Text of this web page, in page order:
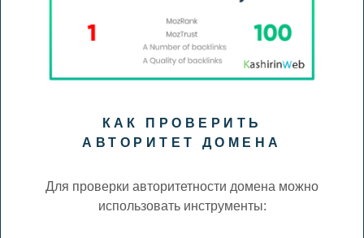
КАК ПРОВЕРИТЬ
АВТОРИТЕТ ДОМЕНА
Для проверки авторитетности домена можно
использовать инструменты: